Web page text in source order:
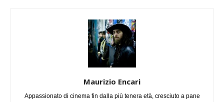
Maurizio Encari
Appassionato di cinema fin dalla più tenera età, cresciuto a pane